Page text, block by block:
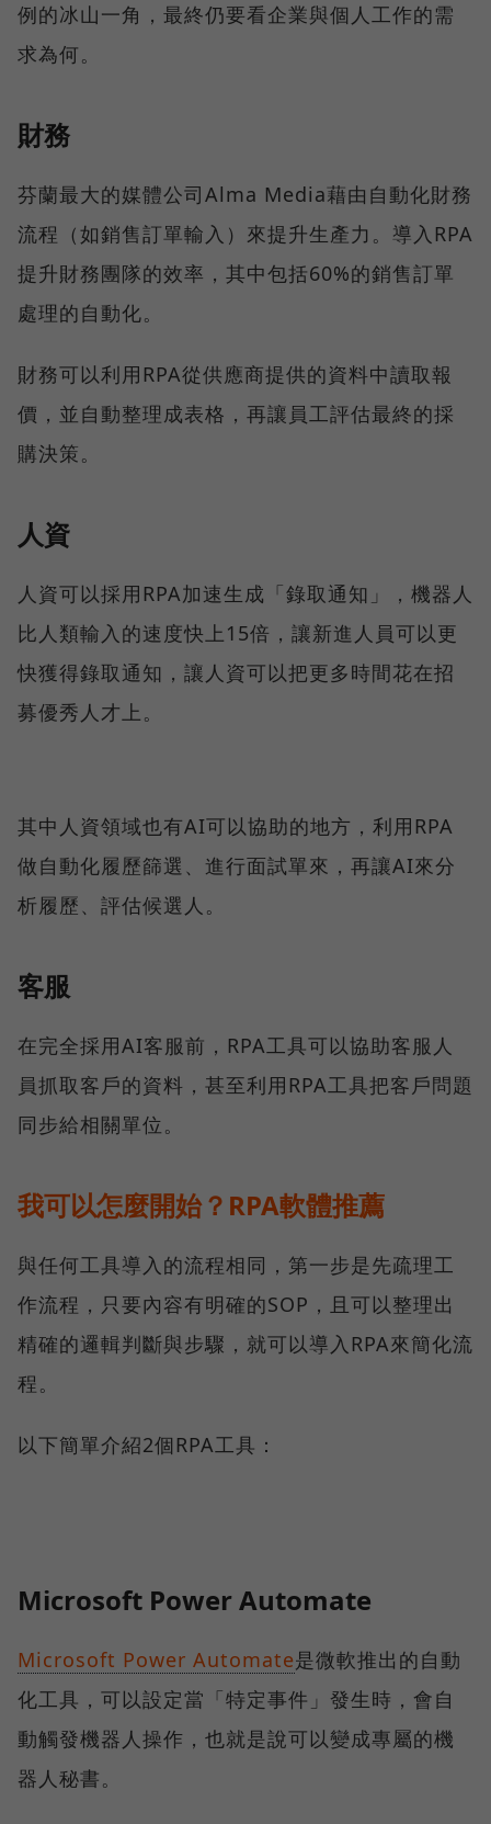
例的冰山一角，最終仍要看企業與個人工作的需
求為何。
財務
芬蘭最大的媒體公司Alma Media藉由自動化財務
流程（如銷售訂單輸入）來提升生產力。導入RPA
提升財務團隊的效率，其中包括60%的銷售訂單
處理的自動化。
財務可以利用RPA從供應商提供的資料中讀取報
價，並自動整理成表格，再讓員工評估最終的採
購決策。
人資
人資可以採用RPA加速生成「錄取通知」，機器人
比人類輸入的速度快上15倍，讓新進人員可以更
快獲得錄取通知，讓人資可以把更多時間花在招
募優秀人才上。
其中人資領域也有AI可以協助的地方，利用RPA
做自動化履歷篩選、進行面試單來，再讓AI來分
析履歷、評估候選人。
客服
在完全採用AI客服前，RPA工具可以協助客服人
員抓取客戶的資料，甚至利用RPA工具把客戶問題
同步給相關單位。
我可以怎麼開始？RPA軟體推薦
與任何工具導入的流程相同，第一步是先疏理工
作流程，只要內容有明確的SOP，且可以整理出
精確的邏輯判斷與步驟，就可以導入RPA來簡化流
程。
以下簡單介紹2個RPA工具：
Microsoft Power Automate
Microsoft Power Automate是微軟推出的自動
化工具，可以設定當「特定事件」發生時，會自
動觸發機器人操作，也就是說可以變成專屬的機
器人秘書。